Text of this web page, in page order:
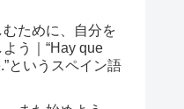
むために、自分を
う｜“Hay que
というスペイン語